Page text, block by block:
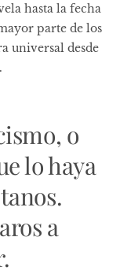
hasta la fecha
parte de los
universal desde
o
lo haya
a